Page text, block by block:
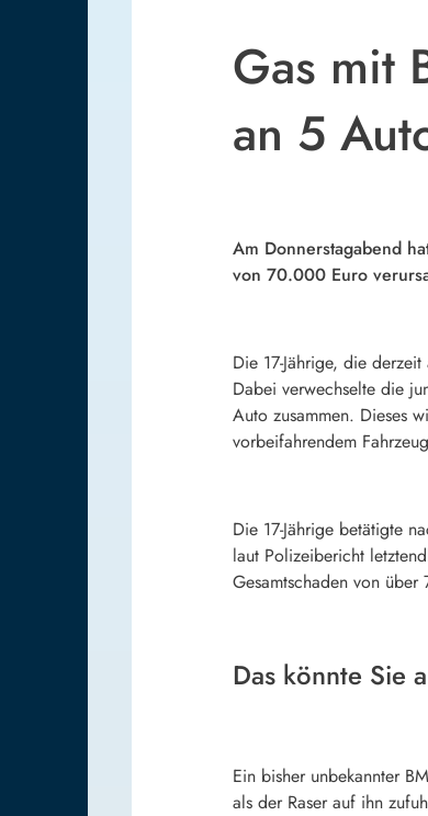
Gas mit
an 5
Am Donnerstagabend
von 70.000 Euro
Die 17-Jährige, die
Dabei verwechselte die
Auto zusammen. Dieses
vorbeifahrendem
Die 17-Jährige betätigte
laut Polizeibericht
Gesamtschaden von
Das könnte Sie
Ein bisher unbekannter
als der Raser auf ihn